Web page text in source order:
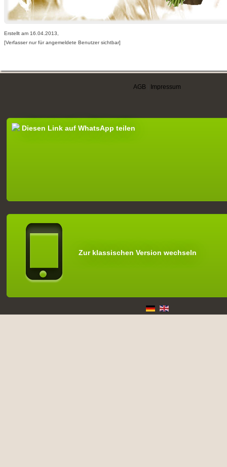
Erstellt am 16.04.2013,
[Verfasser nur für angemeldete Benutzer sichtbar]
AGB Impressum
Diesen Link auf WhatsApp teilen
Zur klassischen Version wechseln